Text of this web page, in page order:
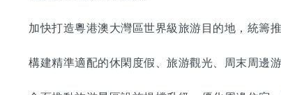
加快打造粵港澳大灣區世界級旅游目的地，統籌推
構建精準適配的休閑度假、旅游觀光、周末周邊游